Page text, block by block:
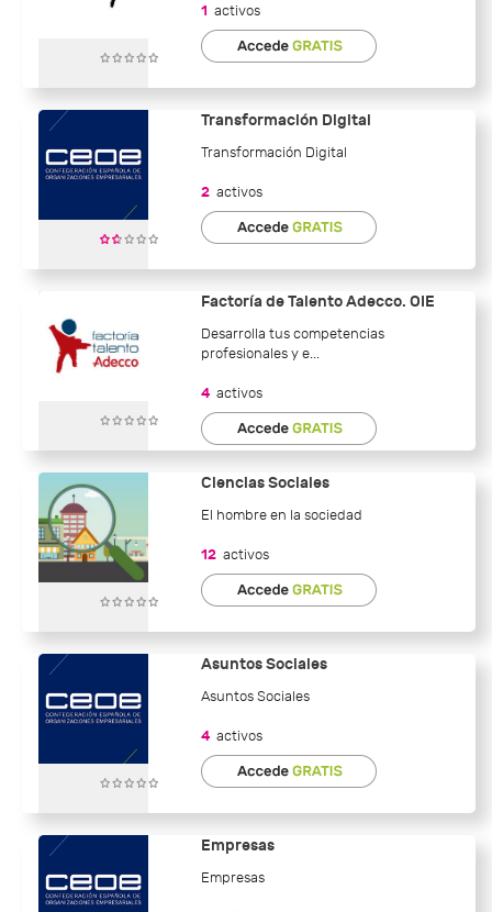
1 activos
Transformación Digital
Transformación Digital
2 activos
Factoría de Talento Adecco. OIE
Desarrolla tus competencias
profesionales y e...
4 activos
Ciencias Sociales
El hombre en la sociedad
12 activos
Asuntos Sociales
Asuntos Sociales
4 activos
Empresas
Empresas